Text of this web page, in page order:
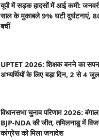
यूपी में सड़क हादसों में आई कमी:
साल के मुकाबले 9% घटी दुर्घटनाएं,
बचीं
UPTET 2026: शिक्षक बनने का
अभ्यर्थियों के लिए बड़ा दिन, 2 से 4
विधानसभा चुनाव परिणाम 2026:
BJP-NDA की जीत, तमिलनाडु में
कांग्रेस को मिला जनादेश